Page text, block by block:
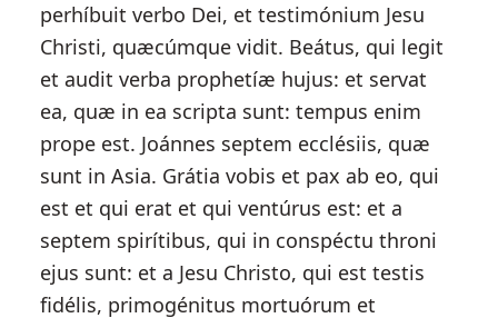
perhíbuit verbo Dei, et testimónium Jesu
Christi, quæcúmque vidit. Beátus, qui legit
et audit verba prophetíæ hujus: et servat
ea, quæ in ea scripta sunt: tempus enim
prope est. Joánnes septem ecclésiis, quæ
sunt in Asia. Grátia vobis et pax ab eo, qui
est et qui erat et qui ventúrus est: et a
septem spirítibus, qui in conspéctu throni
ejus sunt: et a Jesu Christo, qui est testis
fidélis, primogénitus mortuórum et